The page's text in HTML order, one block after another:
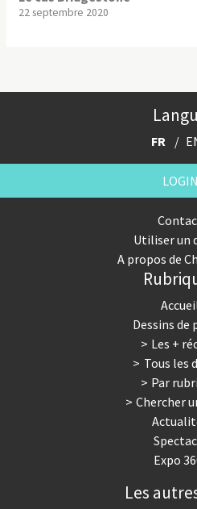
22 septembre 2020
FR
LOGIN
Utiliser un
A propos de
Dessins de
Les +
Tous les
Par
Chercher
Expo
Les